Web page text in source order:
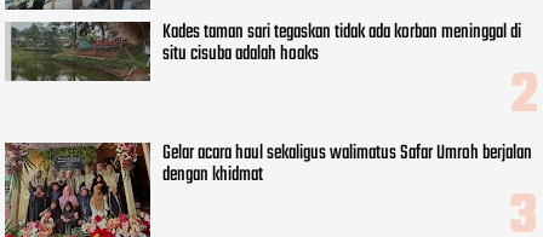
Kades taman sari tegaskan tidak ada korban meninggal di
situ cisuba adalah hoaks
Gelar acara haul sekaligus walimatus Safar Umroh berjalan
dengan khidmat